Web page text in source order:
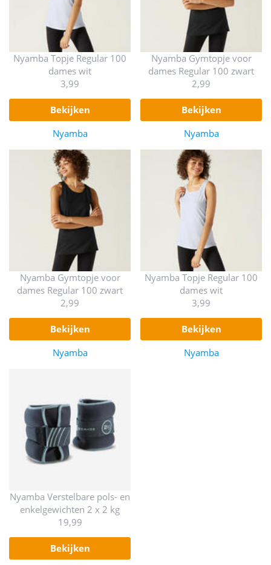
Nyamba Topje Regular 100
dames wit
3,99
bekijken
Nyamba
Nyamba Gymtopje voor
dames Regular 100 zwart
2,99
bekijken
Nyamba
Nyamba Gymtopje voor
dames Regular 100 zwart
2,99
bekijken
Nyamba
Nyamba Topje Regular 100
dames wit
3,99
bekijken
Nyamba
Nyamba Verstelbare pols- en
enkelgewichten 2 x 2 kg
19,99
bekijken